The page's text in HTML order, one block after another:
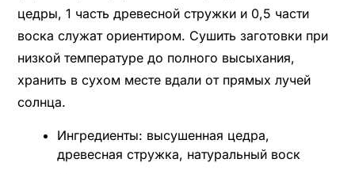
цедры, 1 часть древесной стружки и 0,5 части
воска служат ориентиром. Сушить заготовки при
низкой температуре до полного высыхания,
хранить в сухом месте вдали от прямых лучей
солнца.
Ингредиенты: высушенная цедра,
древесная стружка, натуральный воск